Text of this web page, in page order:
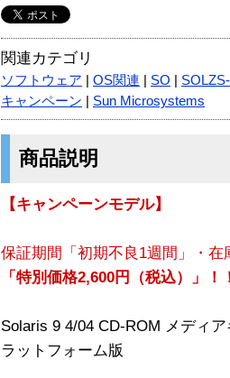
関連カテゴリ
ソフトウェア OS関連 SO
キャンペーン
Sun Microsystems
商品説明
【キャンペーンモデル】
保証期間「初期不良1週間」・在
「特別価格2,600円（税込）」！
Solaris 9 4/04 CD-ROM メディ
ラットフォーム版